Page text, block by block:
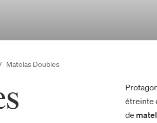
Matelas Doubles
étreinte
de